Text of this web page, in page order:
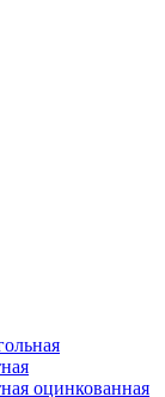
оцинкованная